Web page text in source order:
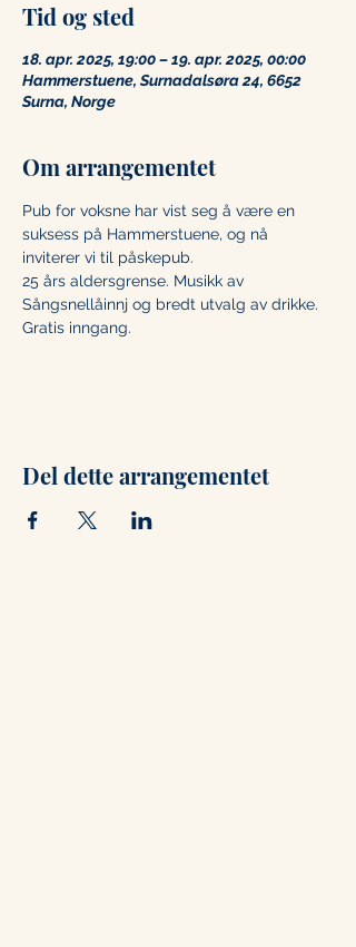
Tid og sted
18. apr. 2025, 19:00 – 19. apr. 2025, 00:00
Hammerstuene, Surnadalsøra 24, 6652
Surna, Norge
Om arrangementet
Pub for voksne har vist seg å være en
suksess på Hammerstuene, og nå
inviterer vi til påskepub.
25 års aldersgrense. Musikk av
Sångsnellåinnj og bredt utvalg av drikke.
Gratis inngang.
Del dette arrangementet